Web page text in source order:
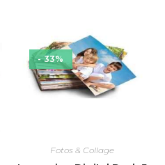
- 33%
Fotos & Collage